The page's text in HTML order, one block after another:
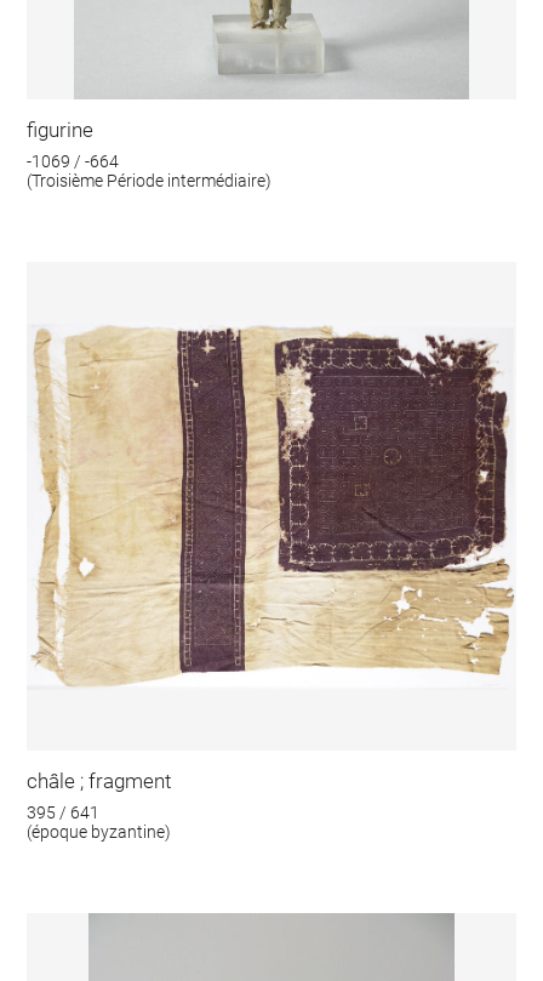
figurine
-1069 / -664
(Troisième Période intermédiaire)
châle ; fragment
395 / 641
(époque byzantine)